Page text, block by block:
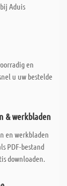
Aduis
en
u uw bestelde
& werkbladen
en werkbladen
PDF-bestand
downloaden.